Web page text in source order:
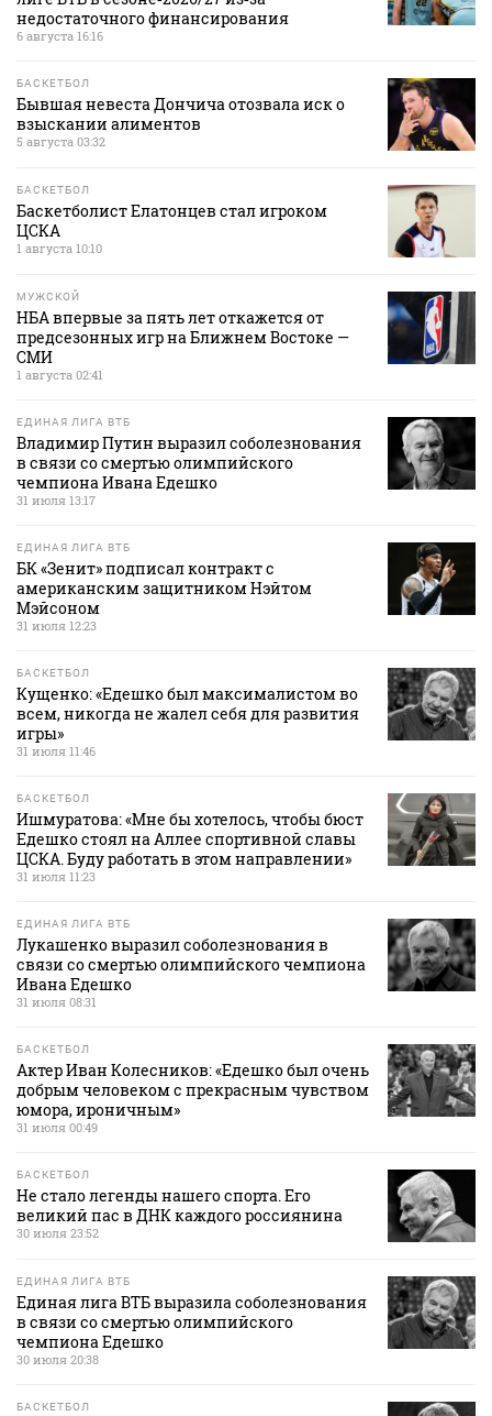
недостаточного финансирования
6 августа 16:16
БАСКЕТБОЛ
Бывшая невеста Дончича отозвала иск о
взыскании алиментов
5 августа 03:32
БАСКЕТБОЛ
Баскетболист Елатонцев стал игроком
ЦСКА
1 августа 10:10
МУЖСКОЙ
НБА впервые за пять лет откажется от
предсезонных игр на Ближнем Востоке —
СМИ
1 августа 02:41
ЕДИНАЯ ЛИГА ВТБ
Владимир Путин выразил соболезнования
в связи со смертью олимпийского
чемпиона Ивана Едешко
31 июля 13:17
ЕДИНАЯ ЛИГА ВТБ
БК «Зенит» подписал контракт с
американским защитником Нэйтом
Мэйсоном
31 июля 12:23
БАСКЕТБОЛ
Кущенко: «Едешко был максималистом во
всем, никогда не жалел себя для развития
игры»
31 июля 11:46
БАСКЕТБОЛ
Ишмуратова: «Мне бы хотелось, чтобы бюст
Едешко стоял на Аллее спортивной славы
ЦСКА. Буду работать в этом направлении»
31 июля 11:23
ЕДИНАЯ ЛИГА ВТБ
Лукашенко выразил соболезнования в
связи со смертью олимпийского чемпиона
Ивана Едешко
31 июля 08:31
БАСКЕТБОЛ
Актер Иван Колесников: «Едешко был очень
добрым человеком с прекрасным чувством
юмора, ироничным»
31 июля 00:49
БАСКЕТБОЛ
Не стало легенды нашего спорта. Его
великий пас в ДНК каждого россиянина
30 июля 23:52
ЕДИНАЯ ЛИГА ВТБ
Единая лига ВТБ выразила соболезнования
в связи со смертью олимпийского
чемпиона Едешко
30 июля 20:38
БАСКЕТБОЛ